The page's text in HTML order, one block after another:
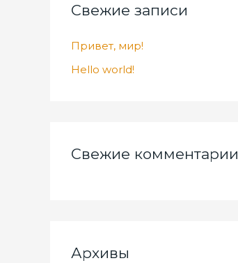
:Свежие записи
Привет, мир!
Hello world!
Свежие комментарии
Архивы